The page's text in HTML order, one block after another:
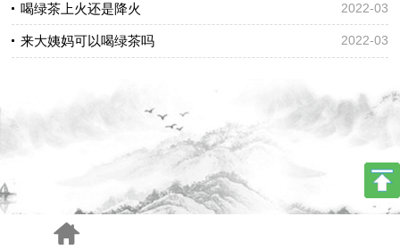
喝绿茶上火还是降火 2022-03
来大姨妈可以喝绿茶吗 2022-03